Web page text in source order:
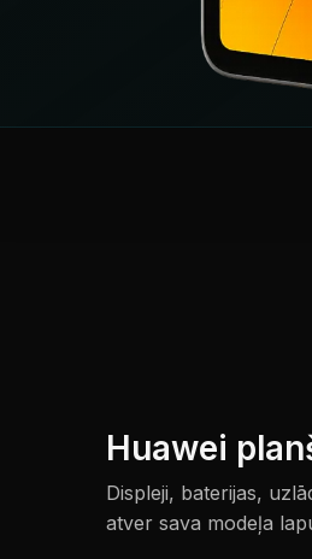
Huawei
Displeji, baterijas,
atver sava modeļa